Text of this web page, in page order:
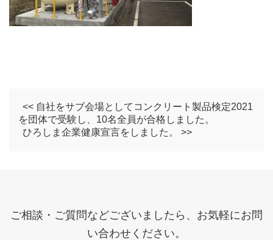
<< 自社をサブ会場としてコンクリート製品検定2021
を団体で受験し、10名全員が合格しました。
ひろしま企業健康宣言をしました。 >>
ご相談・ご質問などございましたら、お気軽にお問
い合わせください。